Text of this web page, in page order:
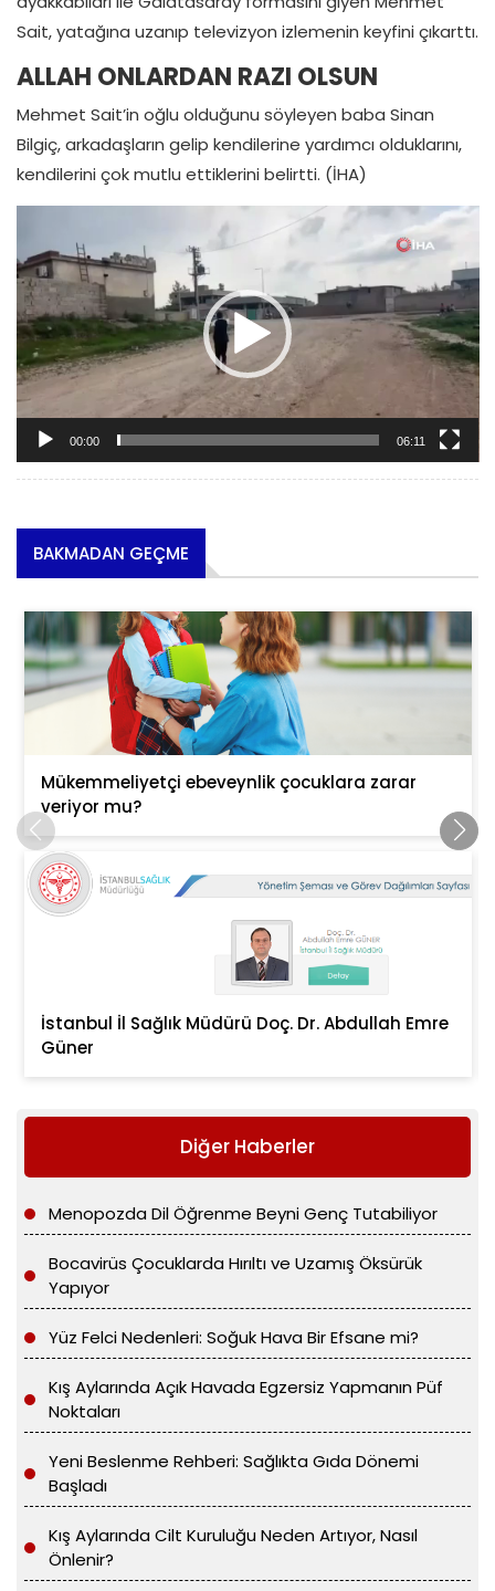
Sait, yatağına uzanıp televizyon izlemenin keyfini çıkarttı.
ALLAH ONLARDAN RAZI OLSUN
Mehmet Sait’in oğlu olduğunu söyleyen baba Sinan
Bilgiç, arkadaşların gelip kendilerine yardımcı olduklarını,
kendilerini çok mutlu ettiklerini belirtti. (İHA)
00:00 06:11
BAKMADAN GEÇME
Mükemmeliyetçi ebeveynlik çocuklara zarar
veriyor mu?
İstanbul İl Sağlık Müdürü Doç. Dr. Abdullah Emre
Güner
Diğer Haberler
Menopozda Dil Öğrenme Beyni Genç Tutabiliyor
Bocavirüs Çocuklarda Hırıltı ve Uzamış Öksürük
Yapıyor
Yüz Felci Nedenleri: Soğuk Hava Bir Efsane mi?
Kış Aylarında Açık Havada Egzersiz Yapmanın Püf
Noktaları
Yeni Beslenme Rehberi: Sağlıkta Gıda Dönemi
Başladı
Kış Aylarında Cilt Kuruluğu Neden Artıyor, Nasıl
Önlenir?